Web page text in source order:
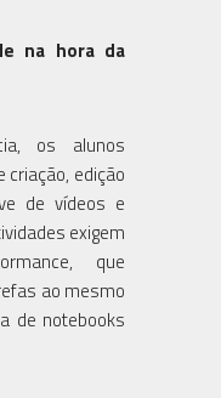
na hora da
os alunos
edição
de vídeos e
exigem
que
ao mesmo
de notebooks